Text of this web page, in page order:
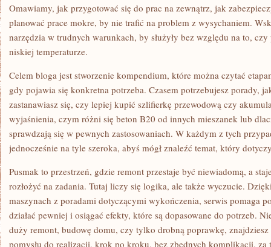
Omawiamy, jak przygotować się do prac na zewnątrz, jak
planować prace mokre, by nie trafić na problem z wysychaniem.
narzędzia w trudnych warunkach, by służyły bez względu na to,
niskiej temperaturze.
Celem bloga jest stworzenie kompendium, które można czytać
gdy pojawia się konkretna potrzeba. Czasem potrzebujesz porady,
zastanawiasz się, czy lepiej kupić szlifierkę przewodową czy
wyjaśnienia, czym różni się beton B20 od innych mieszanek lub
sprawdzają się w pewnych zastosowaniach. W każdym z tych
jednocześnie na tyle szeroka, abyś mógł znaleźć temat, który
Pusmak to przestrzeń, gdzie remont przestaje być niewiadomą, a
rozłożyć na zadania. Tutaj liczy się logika, ale także wyczucie.
maszynach z poradami dotyczącymi wykończenia, serwis pomaga
działać pewniej i osiągać efekty, które są dopasowane do potrzeb.
duży remont, budowę domu, czy tylko drobną poprawkę,
pomysłu do realizacji, krok po kroku, bez zbędnych komplikacji, za